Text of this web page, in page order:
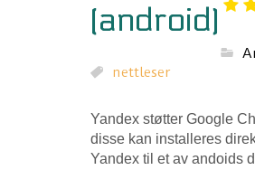
(android)
nettleser
Yandex støtter Google
disse kan installeres
Yandex til et av andoids